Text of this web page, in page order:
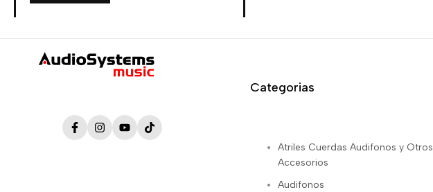
FacebookInstagramYouTubeTikTok
Categorias
Atriles Cuerdas Audifonos y Otros
Accesorios
Audifonos